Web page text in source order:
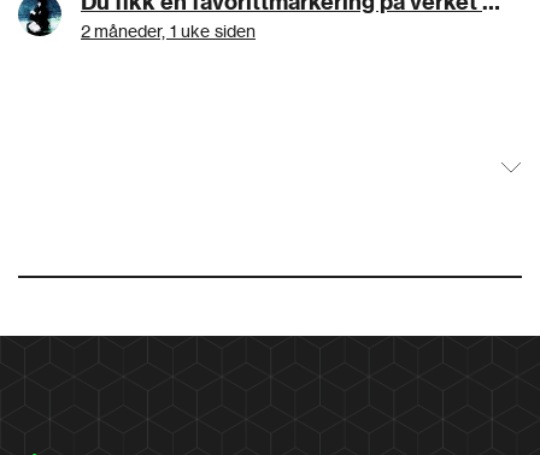
2 måneder, 1 uke siden